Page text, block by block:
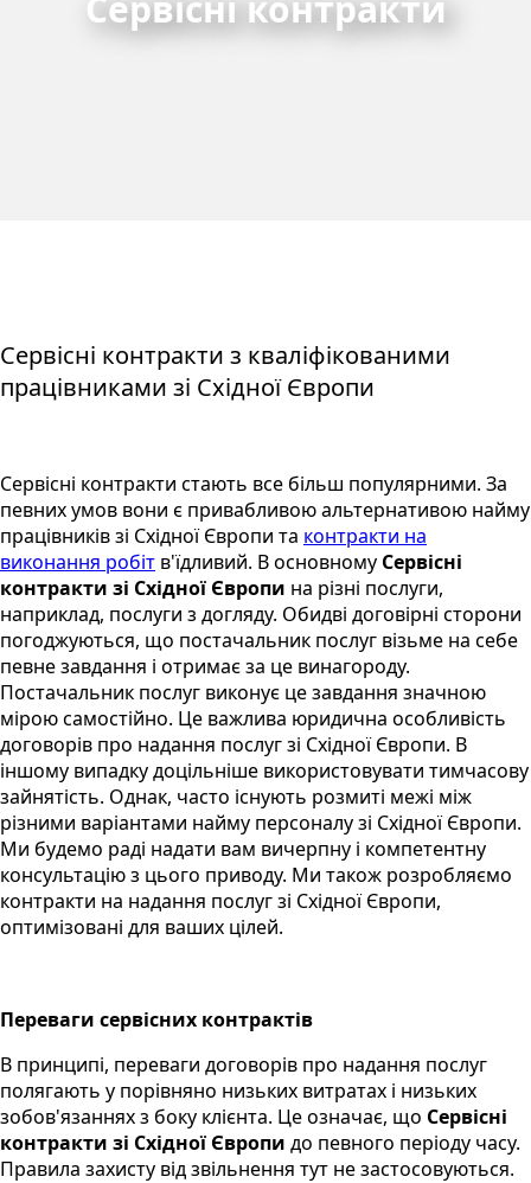
Сервісні контракти з кваліфікованими
працівниками зі Східної Європи
Сервісні контракти стають все більш популярними. За
певних умов вони є привабливою альтернативою найму
працівників зі Східної Європи та контракти на
виконання робіт в'їдливий. В основному Сервісні
контракти зі Східної Європи на різні послуги,
наприклад, послуги з догляду. Обидві договірні сторони
погоджуються, що постачальник послуг візьме на себе
певне завдання і отримає за це винагороду.
Постачальник послуг виконує це завдання значною
мірою самостійно. Це важлива юридична особливість
договорів про надання послуг зі Східної Європи. В
іншому випадку доцільніше використовувати тимчасову
зайнятість. Однак, часто існують розмиті межі між
різними варіантами найму персоналу зі Східної Європи.
Ми будемо раді надати вам вичерпну і компетентну
консультацію з цього приводу. Ми також розробляємо
контракти на надання послуг зі Східної Європи,
оптимізовані для ваших цілей.
Переваги сервісних контрактів
В принципі, переваги договорів про надання послуг
полягають у порівняно низьких витратах і низьких
зобов'язаннях з боку клієнта. Це означає, що Сервісні
контракти зі Східної Європи до певного періоду часу.
Правила захисту від звільнення тут не застосовуються.